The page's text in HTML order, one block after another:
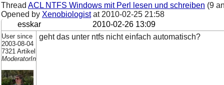
Thread ACL NTFS Windows mit Perl lesen und schreiben (9
Opened by Xenobiologistat 2010-02-25 21:58
esskar
2010-02-26 13:09
User since
2003-08-04
7321 Artikel
ModeratorIn
geht das unter ntfs nicht einfach automatisch?